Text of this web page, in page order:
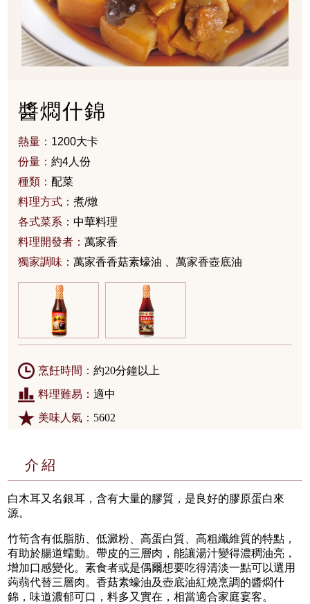
醬燜什錦
熱量： 1200大卡
份量：約4人份
種類：配菜
料理方式：煮/燉
各式菜系：中華料理
料理開發者：萬家香
獨家調味：萬家香香菇素蠔油 、萬家香壺底油
烹飪時間：約20分鐘以上
料理難易：適中
美味人氣： 5602
介紹
白木耳又名銀耳，含有大量的膠質，是良好的膠原蛋白來
源。
竹筍含有低脂肪、低澱粉、高蛋白質、高粗纖維質的特點，
有助於腸道蠕動。帶皮的三層肉，能讓湯汁變得濃稠油亮，
增加口感變化。素食者或是偶爾想要吃得清淡一點可以選用
蒟蒻代替三層肉。香菇素蠔油及壺底油紅燒烹調的醬燜什
錦，味道濃郁可口，料多又實在，相當適合家庭宴客。